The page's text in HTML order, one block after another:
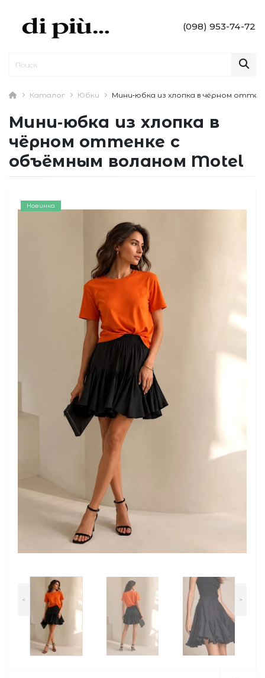
(098) 953-74-72
Каталог Юбки Мини‑юбка из хлопка в чёрном
Мини‑юбка из хлопка в
чёрном оттенке с
объёмным воланом Motel
Новинка
< >